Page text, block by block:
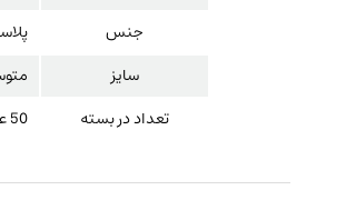
جنس
سایز
تعداد در بسته
50 عدد